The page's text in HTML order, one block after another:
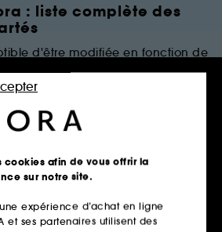
: liste complète des
d'être modifiée en fonction de
cookies afin de vous offrir la
sur notre site.
expérience d’achat en ligne
et ses partenaires utilisent des